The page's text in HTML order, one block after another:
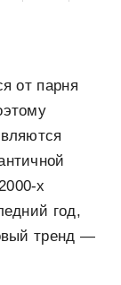
от парня
х
год,
тренд —